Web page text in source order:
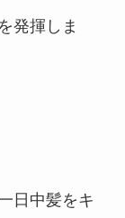
発揮しま
日中髪をキ